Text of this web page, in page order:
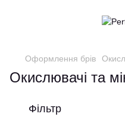
Оформлення брів
Окислювачі та
Фільтр